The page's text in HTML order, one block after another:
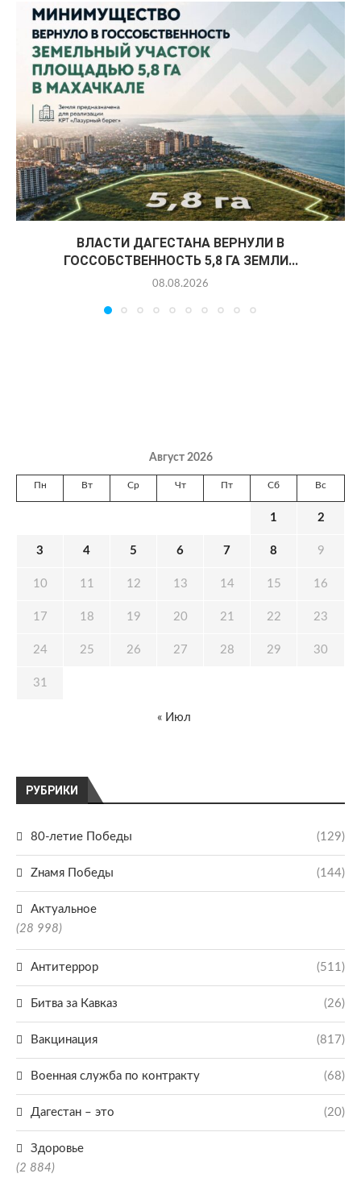
ВЛАСТИ ДАГЕСТАНА ВЕРНУЛИ В
ГОССОБСТВЕННОСТЬ 5,8 ГА ЗЕМЛИ...
08.08.2026
РУБРИКИ
80-летие Победы (129)
Zнамя Победы (144)
Актуальное
(28 998)
Антитеррор (511)
Битва за Кавказ (26)
Вакцинация (817)
Военная служба по контракту (68)
Дагестан – это (20)
Здоровье
(2 884)
Август 2026
Пн Вт Ср Чт Пт Сб Вс
1 2
3 4 5 6 7 8 9
10 11 12 13 14 15 16
17 18 19 20 21 22 23
24 25 26 27 28 29 30
31
« Июл